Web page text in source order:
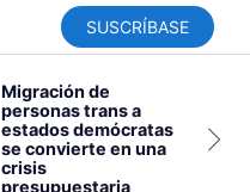
SUSCRÍBASE
Migración de
personas trans a
estados demócratas
se convierte en una
crisis
presupuestaria